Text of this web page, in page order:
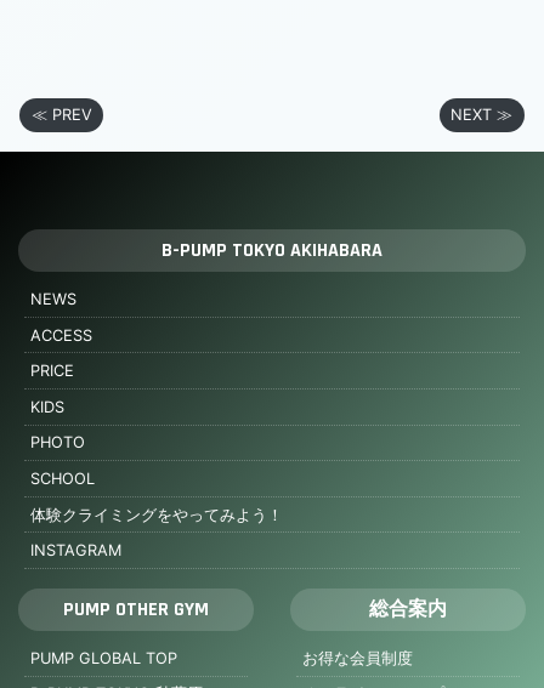
≪ PREV NEXT ≫
B-PUMP TOKYO AKIHABARA
NEWS
ACCESS
PRICE
KIDS
PHOTO
SCHOOL
体験クライミングをやってみよう！
INSTAGRAM
PUMP OTHER GYM
PUMP GLOBAL TOP
総合案内
お得な会員制度